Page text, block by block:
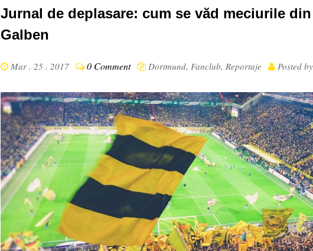
Jurnal de deplasare: cum se văd meciurile
Galben
Mar . 25 . 2017 0 Comment Dortmund, Fanclub, Reportaje Posted by